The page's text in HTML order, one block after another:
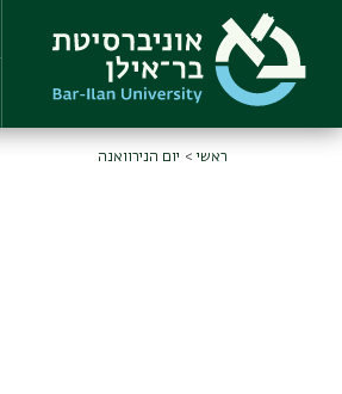
main
content
ראשי יום הנירוואנה